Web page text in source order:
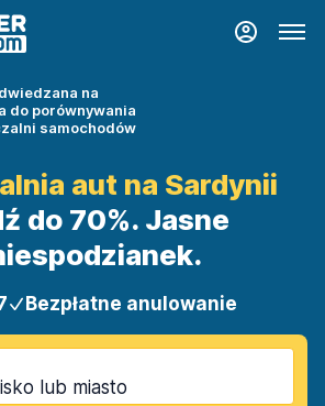
na
do porównywania
samochodów
aut na Sardynii
do 70%. Jasne
Bezpłatne anulowanie